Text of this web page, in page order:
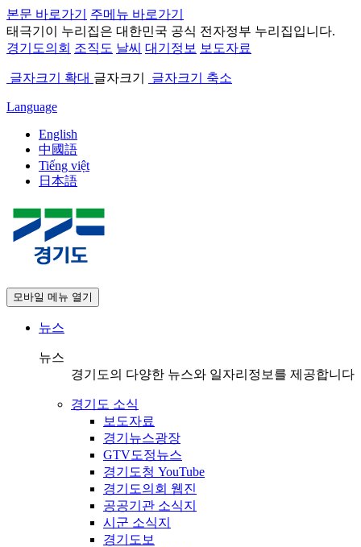
본문 바로가기
주메뉴 바로가기
태극기 이 누리집은 대한민국 공식 전자정부 누리집입니다.
경기도의회 조직도 날씨 대기정보 보도자료
글자크기 확대 글자크기 글자크기 축소
Language
English
中國語
Tiếng việt
日本語
모바일 메뉴 열기
뉴스
뉴스
경기도의 다양한 뉴스와 일자리정보를 제공합니다
경기도 소식
보도자료
경기뉴스광장
GTV도정뉴스
경기도청 YouTube
경기도의회 웹진
공공기관 소식지
시군 소식지
경기도보